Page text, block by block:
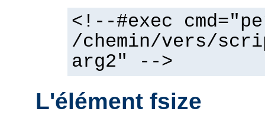
<!--#exec
/chemin/vers/
arg2" -->
L'élément fsize